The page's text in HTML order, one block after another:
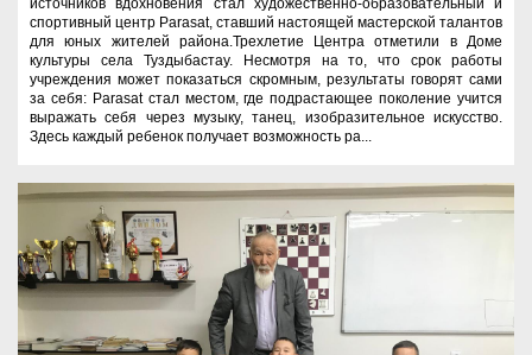
источников вдохновения стал художественно-образовательный и
спортивный центр Parasat, ставший настоящей мастерской талантов
для юных жителей района.Трехлетие Центра отметили в Доме
культуры села Туздыбастау. Несмотря на то, что срок работы
учреждения может показаться скромным, результаты говорят сами
за себя: Parasat стал местом, где подрастающее поколение учится
выражать себя через музыку, танец, изобразительное искусство.
Здесь каждый ребенок получает возможность ра...